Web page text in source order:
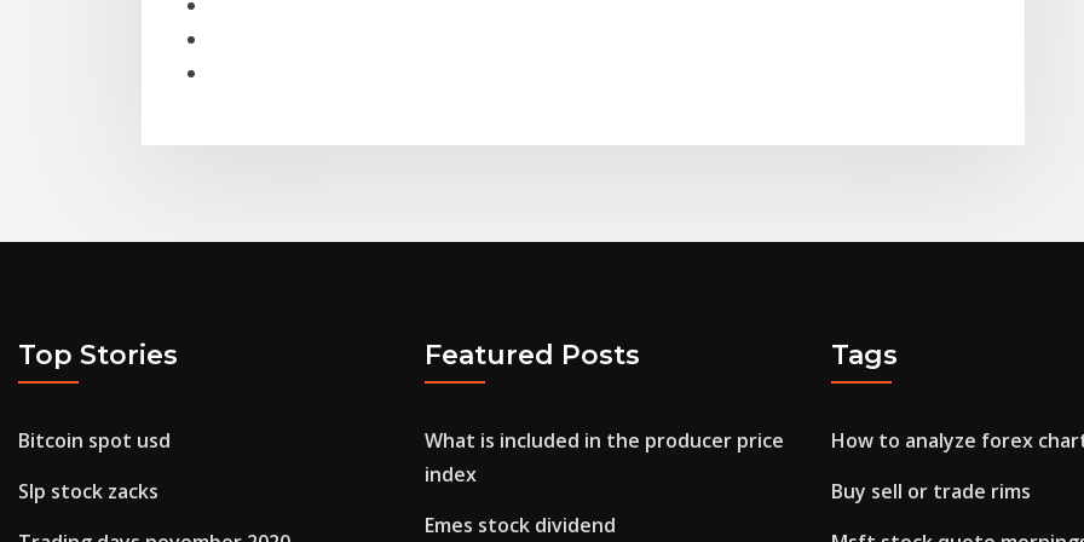
Top Stories
Bitcoin spot usd
Slp stock zacks
Featured Posts
What is included in the producer price
index
Emes stock dividend
Tags
How to analyze forex
Buy sell or trade rims